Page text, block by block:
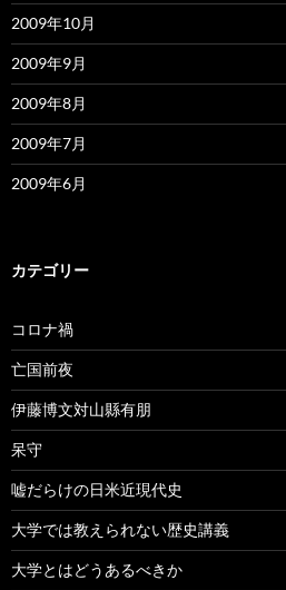
2009年10月
2009年9月
2009年8月
2009年7月
2009年6月
カテゴリー
コロナ禍
亡国前夜
伊藤博文対山縣有朋
呆守
嘘だらけの日米近現代史
大学では教えられない歴史講義
大学とはどうあるべきか